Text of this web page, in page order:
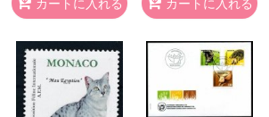
カートに入れる カートに入れる